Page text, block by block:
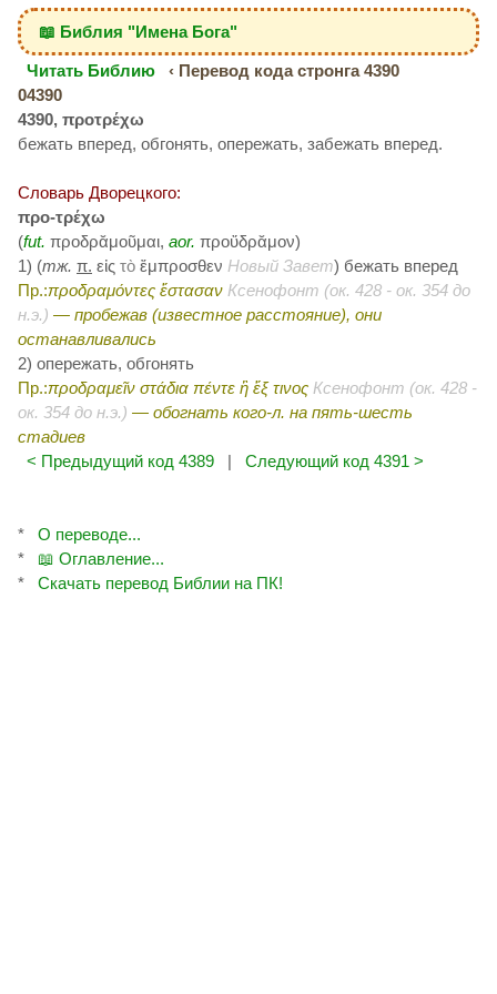
📖 Библия "Имена Бога"
Читать Библию
‹ Перевод кода стронга 4390
04390
4390, προτρέχω
бежать вперед, обгонять, опережать, забежать вперед.
Словарь Дворецкого:
προ-τρέχω
(fut. προδρᾰμοῦμαι, aor. προὔδρᾰμον)
1) (тж. π. εἰς τὸ ἔμπροσθεν Новый Завет) бежать вперед
Пр.:προδραμόντες ἕστασαν Ксенофонт (ок. 428 - ок. 354 до
н.э.) — пробежав (известное расстояние), они
останавливались
2) опережать, обгонять
Пр.:προδραμεῖν στάδια πέντε ἢ ἕξ τινος Ксенофонт (ок. 428 -
ок. 354 до н.э.) — обогнать кого-л. на пять-шесть
стадиев
< Предыдущий код 4389
| Следующий код 4391 >
*
О переводе...
*
📖 Оглавление...
*
Скачать перевод Библии на ПК!